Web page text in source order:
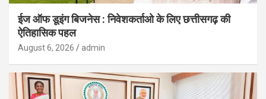
ईज ऑफ डूइंग बिजनेस : निवेशकर्ताओ के लिए छत्तीसगढ़ की
ऐतिहासिक पहल
August 6, 2026 admin